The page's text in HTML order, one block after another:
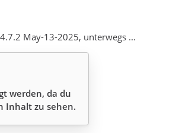
May-13-2025, unterwegs ...
werden, da du
Inhalt zu sehen.